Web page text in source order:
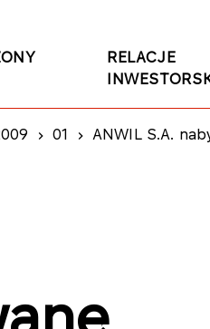
RELACJE
01 ANWIL S.A.